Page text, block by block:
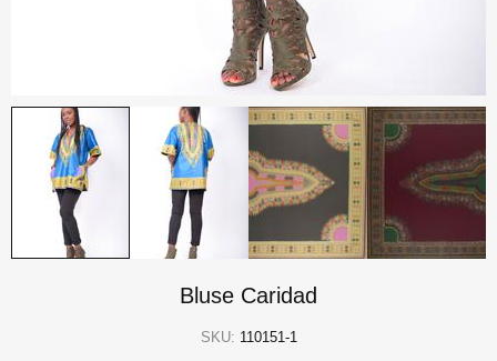
Bluse Caridad
SKU: 110151-1